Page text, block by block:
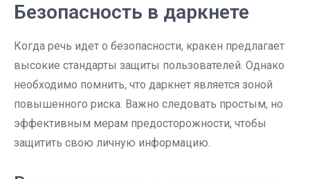
Безопасность в даркнете
Когда речь идет о безопасности, кракен предлагает
высокие стандарты защиты пользователей. Однако
необходимо помнить, что даркнет является зоной
повышенного риска. Важно следовать простым, но
эффективным мерам предосторожности, чтобы
защитить свою личную информацию.